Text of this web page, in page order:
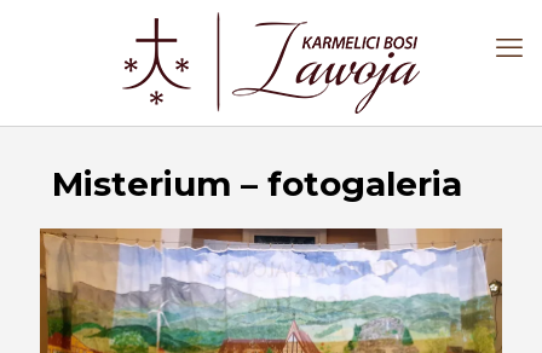
Misterium – fotogaleria